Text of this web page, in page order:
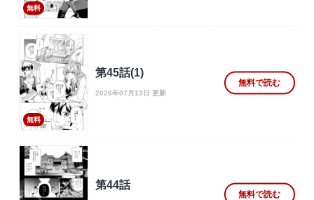
無料
無料
第45話(1)
2026年07月13日 更新
無料で読む
第44話
無料で読む